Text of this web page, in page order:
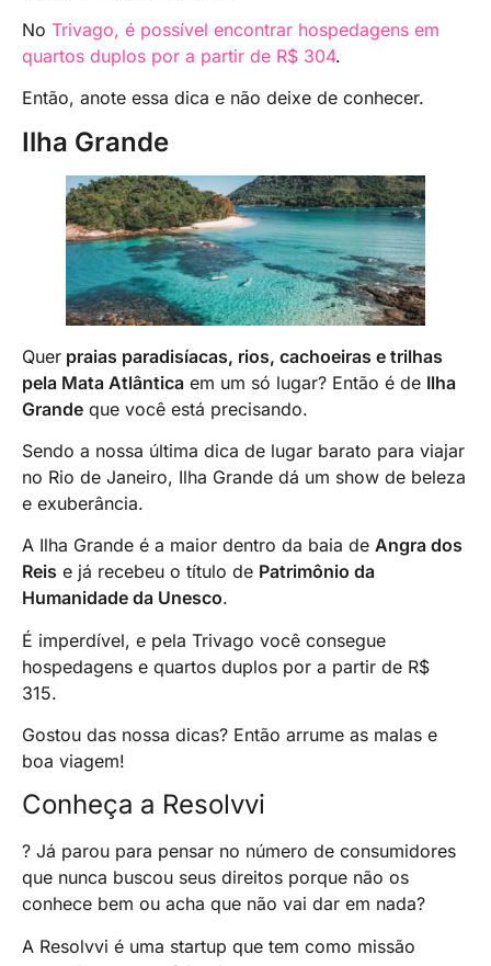
No Trivago, é possível encontrar hospedagens em
quartos duplos por a partir de R$ 304.
Então, anote essa dica e não deixe de conhecer.
Ilha Grande
Quer praias paradisíacas, rios, cachoeiras e trilhas
pela Mata Atlântica em um só lugar? Então é de Ilha
Grande que você está precisando.
Sendo a nossa última dica de lugar barato para viajar
no Rio de Janeiro, Ilha Grande dá um show de beleza
e exuberância.
A Ilha Grande é a maior dentro da baia de Angra dos
Reis e já recebeu o título de Patrimônio da
Humanidade da Unesco.
É imperdível, e pela Trivago você consegue
hospedagens e quartos duplos por a partir de R$
315.
Gostou das nossa dicas? Então arrume as malas e
boa viagem!
Conheça a Resolvvi
? Já parou para pensar no número de consumidores
que nunca buscou seus direitos porque não os
conhece bem ou acha que não vai dar em nada?
A Resolvvi é uma startup que tem como missão